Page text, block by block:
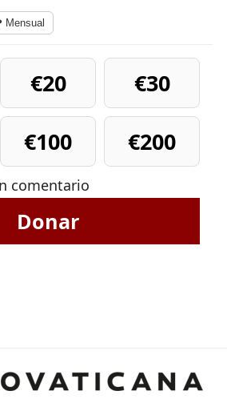
Mensual
€20
€30
€100 €200
comentario
Donar